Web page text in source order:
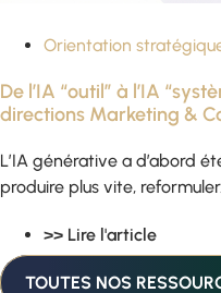
Orientation
De l’IA “outil” à l’IA
directions Marketing &
L’IA générative a d’abord
produire plus vite,
>> Lire l'article
TOUTES NOS